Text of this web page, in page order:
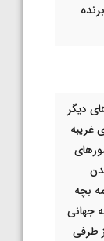
دیگر
غریبه
بچه
و ۲ ماه هم به جهانی
طرفی